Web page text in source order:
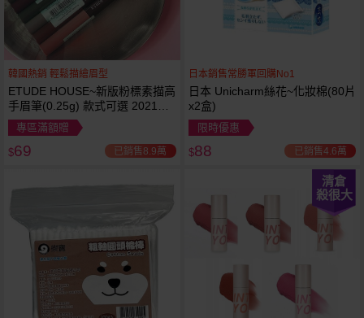
韓國熱銷 輕鬆描繪眉型
ETUDE HOUSE~新版粉標素描高
手眉筆(0.25g) 款式可選 2021最
新版
專區滿額贈
$69 已銷售8.9萬
日本銷售常勝軍回購No1
日本 Unicharm絲花~化妝棉(80片
x2盒)
限時優惠
$88 已銷售4.6萬
清倉
殺很大